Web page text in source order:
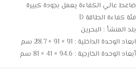
ضاغط عالي الكفاءة يعمل بجودة كبيرة
فئة كفاءة الطاقة D
بلد المنشأ : البحرين
ابعاد الوحدة الداخلية : 91 × 91 × 28.7 سم
أبعاد الوحدة الخارجية : 94.6 × 41 × 81 سم